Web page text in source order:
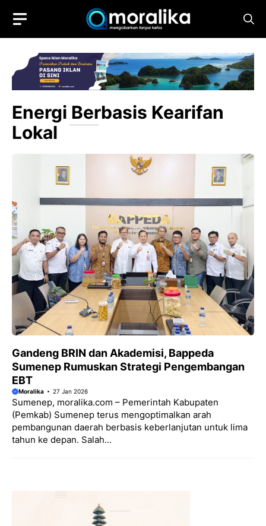
content
Energi Berbasis Kearifan
Lokal
Gandeng BRIN dan Akademisi, Bappeda
Sumenep Rumuskan Strategi Pengembangan
EBT
Moralika 27 Jan 2026
Sumenep, moralika.com – Pemerintah Kabupaten
(Pemkab) Sumenep terus mengoptimalkan arah
pembangunan daerah berbasis keberlanjutan untuk lima
tahun ke depan. Salah...